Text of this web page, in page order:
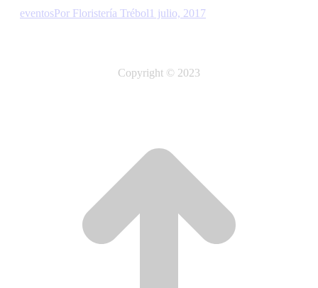
eventosPor Floristería Trébol1 julio, 2017
Copyright © 2023